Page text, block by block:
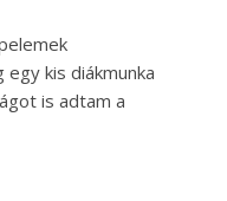
kis diákmunka
is adtam a